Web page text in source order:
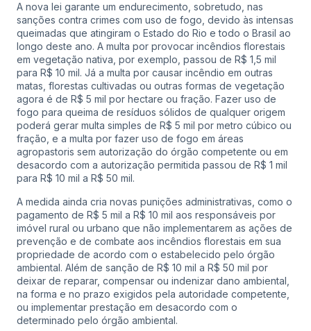
A nova lei garante um endurecimento, sobretudo, nas
sanções contra crimes com uso de fogo, devido às intensas
queimadas que atingiram o Estado do Rio e todo o Brasil ao
longo deste ano. A multa por provocar incêndios florestais
em vegetação nativa, por exemplo, passou de R$ 1,5 mil
para R$ 10 mil. Já a multa por causar incêndio em outras
matas, florestas cultivadas ou outras formas de vegetação
agora é de R$ 5 mil por hectare ou fração. Fazer uso de
fogo para queima de resíduos sólidos de qualquer origem
poderá gerar multa simples de R$ 5 mil por metro cúbico ou
fração, e a multa por fazer uso de fogo em áreas
agropastoris sem autorização do órgão competente ou em
desacordo com a autorização permitida passou de R$ 1 mil
para R$ 10 mil a R$ 50 mil.
A medida ainda cria novas punições administrativas, como o
pagamento de R$ 5 mil a R$ 10 mil aos responsáveis por
imóvel rural ou urbano que não implementarem as ações de
prevenção e de combate aos incêndios florestais em sua
propriedade de acordo com o estabelecido pelo órgão
ambiental. Além de sanção de R$ 10 mil a R$ 50 mil por
deixar de reparar, compensar ou indenizar dano ambiental,
na forma e no prazo exigidos pela autoridade competente,
ou implementar prestação em desacordo com o
determinado pelo órgão ambiental.